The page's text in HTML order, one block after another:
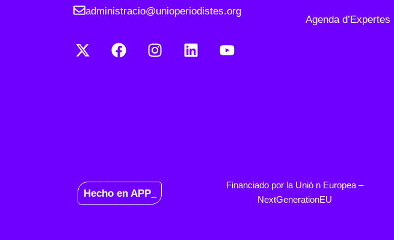
administracio@unioperiodistes.org
Agenda d’Expertes
Hecho en APP_
Financiado por la Unió n Europea –
NextGenerationEU